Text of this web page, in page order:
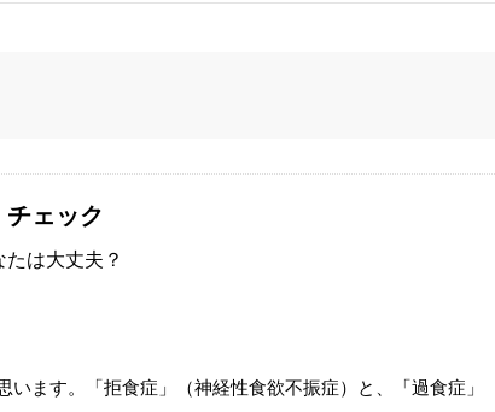
ェック
は大丈夫？
います。「拒食症」（神経性食欲不振症）と、「過食症」